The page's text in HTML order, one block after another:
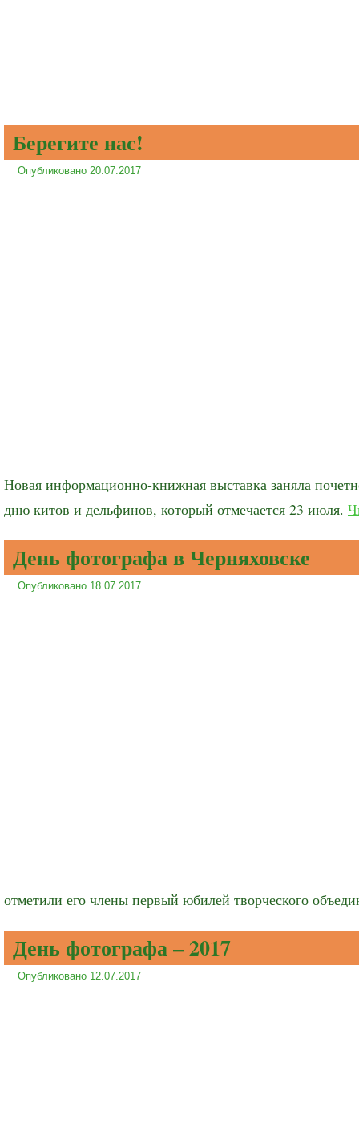
Берегите нас!
Опубликовано 20.07.2017
Новая информационно-книжная выставка заняла
дню китов и дельфинов, который отмечается 23 июля.
День фотографа в Черняховске
Опубликовано 18.07.2017
отметили его члены первый юбилей творческого
День фотографа – 2017
Опубликовано 12.07.2017